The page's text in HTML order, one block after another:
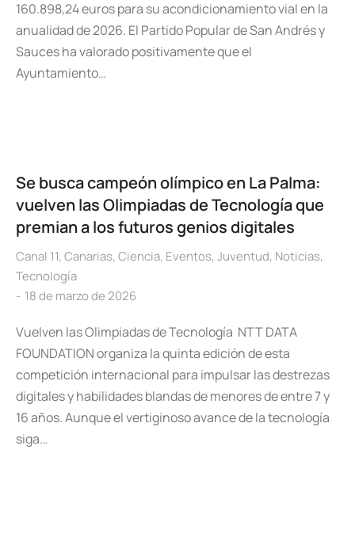
160.898,24 euros para su acondicionamiento vial en la
anualidad de 2026. El Partido Popular de San Andrés y
Sauces ha valorado positivamente que el
Ayuntamiento…
Se busca campeón olímpico en La Palma:
vuelven las Olimpiadas de Tecnología que
premian a los futuros genios digitales
Canal 11, Canarias, Ciencia, Eventos, Juventud, Noticias,
Tecnología
18 de marzo de 2026
Vuelven las Olimpiadas de Tecnología NTT DATA
FOUNDATION organiza la quinta edición de esta
competición internacional para impulsar las destrezas
digitales y habilidades blandas de menores de entre 7 y
16 años. Aunque el vertiginoso avance de la tecnología
siga…